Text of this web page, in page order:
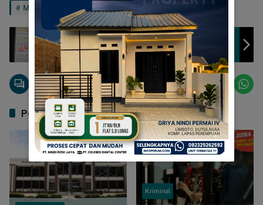
Musda
Hati-Hati,!!! Ada Oknum Yang Mencatut Nama
Hendra Hemeto Meminta Sejumlah Dana
Pos Terkait
Kriminal